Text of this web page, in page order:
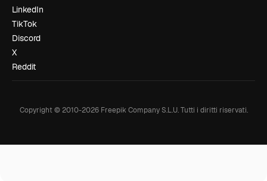
LinkedIn
TikTok
Discord
X
Reddit
Copyright © 2010-2026Freepik Company S.L.U. Tutti i diritti riservati.